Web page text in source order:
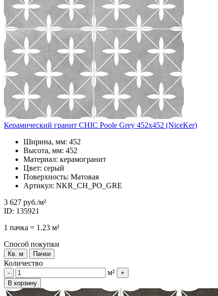
Керамический гранит CHIC Poole Grey 452x452 (NiceKer)
Ширина, мм: 452
Высота, мм: 452
Материал: керамогранит
Цвет: серый
Поверхность: Матовая
Артикул: NKR_CH_PO_GRE
3 627 руб./м²
ID: 135921
1 пачка = 1.23 м²
Способ покупки
Кв. м Пачки
Количество
- м²
+
В корзину